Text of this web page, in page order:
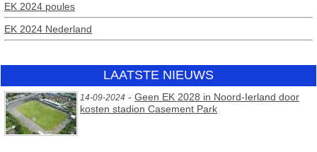
EK 2024 poules
EK 2024 Nederland
LAATSTE NIEUWS
14-09-2024 - Geen EK 2028 in Noord-Ierland door
kosten stadion Casement Park